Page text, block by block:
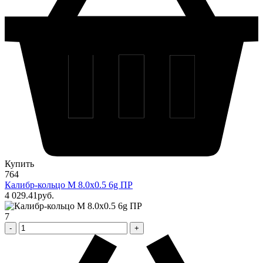
Купить
764
Калибр-кольцо М 8.0х0.5 6g ПР
4 029.41pуб.
7